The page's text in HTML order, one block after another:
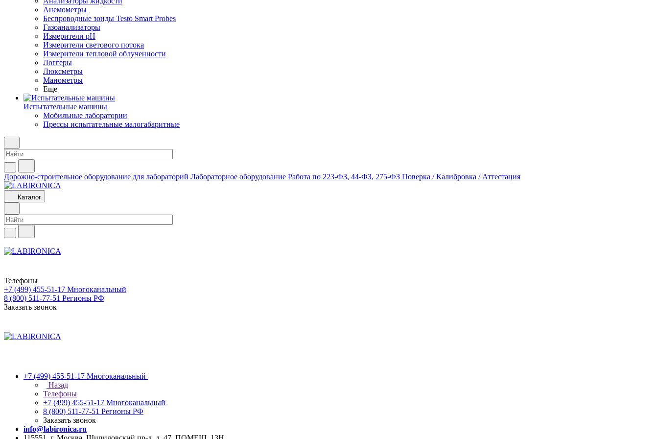
Анемометры
Беспроводные зонды Testo Smart Probes
Газоанализаторы
Измерители pH
Измерители светового потока
Измерители тепловой облученности
Логгеры
Люксметры
Манометры
Еще
Испытательные машины
Мобильные лаборатории
Прессы испытательные малогабаритные
Дорожно-строительное оборудование для лабораторий Лабораторное оборудование Работа по 223-ФЗ, 44-ФЗ, 275-ФЗ Поверка / Калибровка / Аттестация
Каталог
Телефоны
+7 (499) 455-51-17 Многоканальный
8 (800) 511-77-51 Регионы РФ
Заказать звонок
+7 (499) 455-51-17 Многоканальный
Назад
Телефоны
+7 (499) 455-51-17 Многоканальный
8 (800) 511-77-51 Регионы РФ
Заказать звонок
info@labironica.ru